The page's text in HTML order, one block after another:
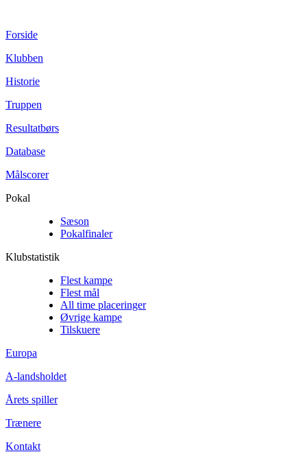
Forside
Klubben
Historie
Truppen
Resultatbørs
Database
Målscorer
Pokal
Sæson
Pokalfinaler
Klubstatistik
Flest kampe
Flest mål
All time placeringer
Øvrige kampe
Tilskuere
Europa
A-landsholdet
Årets spiller
Trænere
Kontakt